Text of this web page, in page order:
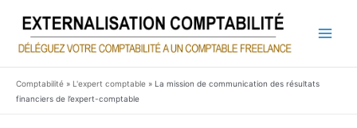
contenu
Comptabilité » L'expert comptable » La mission de communication des résultats
financiers de l’expert-comptable